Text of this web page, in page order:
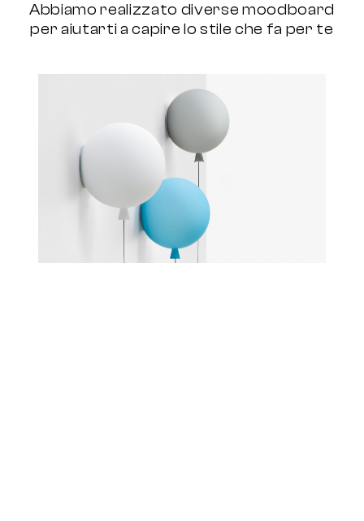
Abbiamo realizzato diverse moodboard
per aiutarti a capire lo stile che fa per te